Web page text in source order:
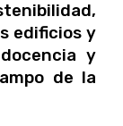
edificios y
y
de la